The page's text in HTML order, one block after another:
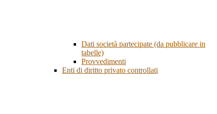
Dati società partecipate (da pubblicare in
tabelle)
Provvedimenti
Enti di diritto privato controllati